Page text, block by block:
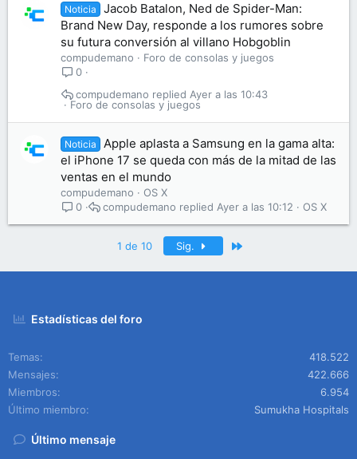
Noticia
Jacob Batalon, Ned de Spider-Man:
Brand New Day, responde a los rumores sobre
su futura conversión al villano Hobgoblin
compudemano
Foro de consolas y juegos
0
Foro de consolas y juegos
Ayer a las 10:43
compudemano
Noticia
Apple aplasta a Samsung en la gama alta:
el iPhone 17 se queda con más de la mitad de las
ventas en el mundo
compudemano
OS X
0
OS X
Ayer a las 10:12
compudemano
1 de 10 Sig.
Estadísticas del foro
Temas
418.522
Mensajes
422.666
Miembros
6.954
Último miembro
Sumukha Hospitals
Último mensaje